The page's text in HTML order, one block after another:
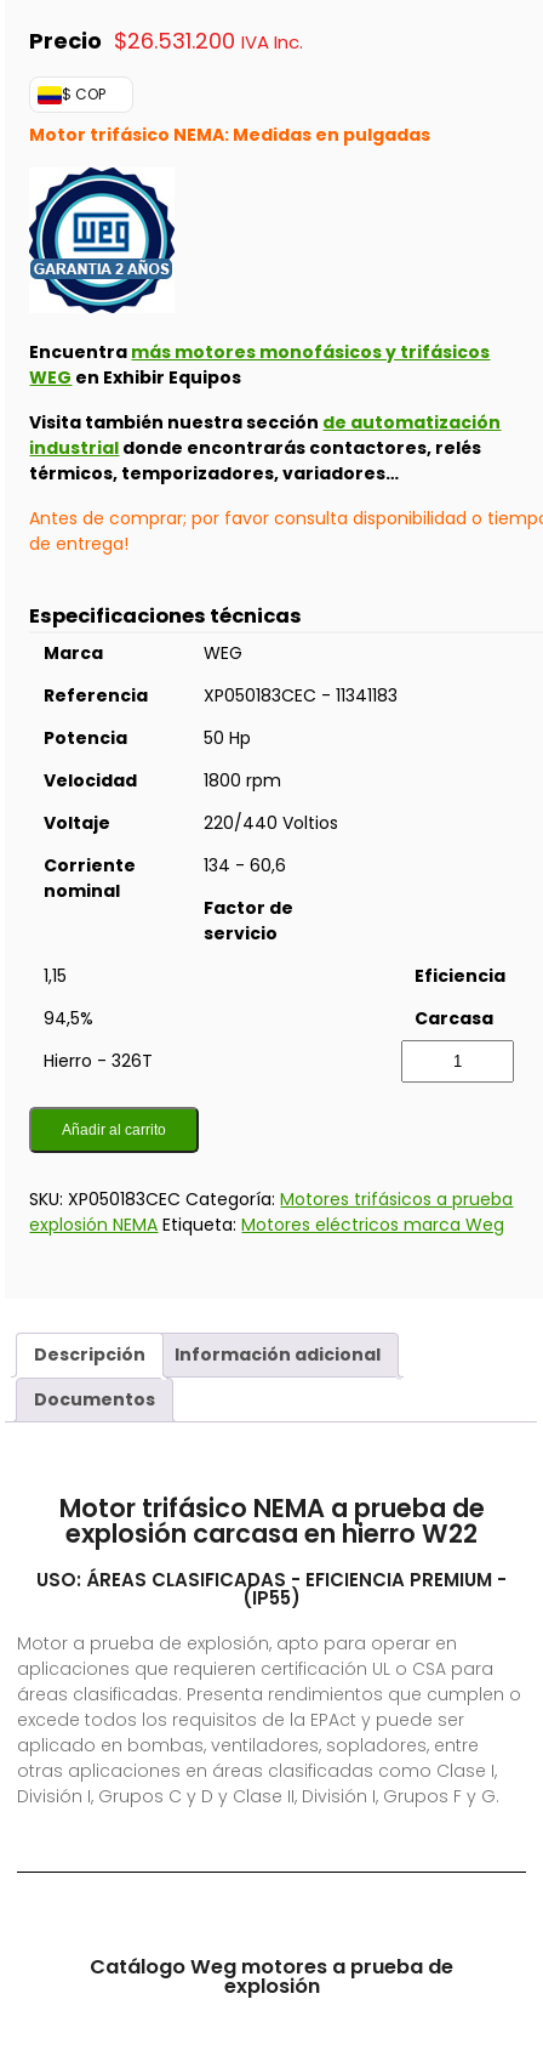
$26.531.200 IVA Inc.
$ COP
Motor trifásico NEMA: Medidas en pulgadas
Encuentra más motores monofásicos y trifásicos
WEG en Exhibir Equipos
Visita también nuestra sección de automatización
industrial donde encontrarás contactores, relés
térmicos, temporizadores, variadores…
Antes de comprar; por favor consulta disponibilidad o
de entrega!
Especificaciones técnicas
Marca
WEG
Referencia
XP050183CEC - 11341183
Potencia
50 Hp
Velocidad
1800 rpm
Voltaje
220/440 Voltios
Corriente
nominal
134 - 60,6
Factor de
servicio
1,15
Eficiencia
94,5%
Carcasa
Hierro - 326T
Añadir al carrito
SKU:XP050183CEC Categoría:Motores trifásicos a prueba
explosión NEMA Etiqueta:Motores eléctricos marca Weg
Descripción
Información adicional
Documentos
Motor trifásico NEMA a prueba de
explosión carcasa en hierro W22
USO: ÁREAS CLASIFICADAS - EFICIENCIA PREMIUM -
(IP55)
Motor a prueba de explosión, apto para operar en
aplicaciones que requieren certificación UL o CSA para
áreas clasificadas. Presenta rendimientos que cumplen o
excede todos los requisitos de la EPAct y puede ser
aplicado en bombas, ventiladores, sopladores, entre
otras aplicaciones en áreas clasificadas como Clase I,
División I, Grupos C y D y Clase II, División I, Grupos F y G.
Catálogo Weg motores a prueba de
explosión